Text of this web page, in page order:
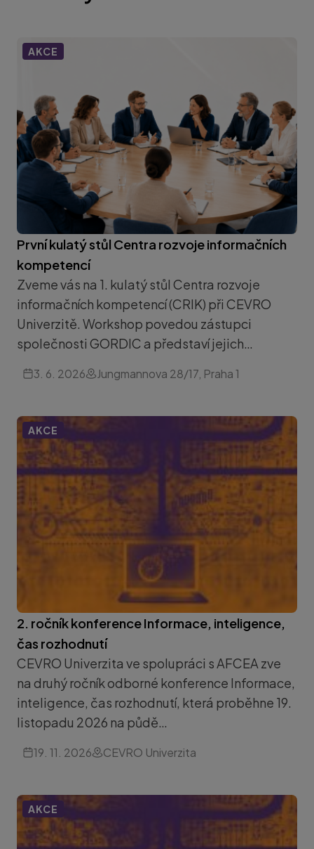
AKCE
První kulatý stůl Centra rozvoje informačních
kompetencí
Zveme vás na 1. kulatý stůl Centra rozvoje
informačních kompetencí (CRIK) při CEVRO
Univerzitě. Workshop povedou zástupci
společnosti GORDIC a představí jejich…
3. 6. 2026 Jungmannova 28/17, Praha 1
AKCE
2. ročník konference Informace, inteligence,
čas rozhodnutí
CEVRO Univerzita ve spolupráci s AFCEA zve
na druhý ročník odborné konference Informace,
inteligence, čas rozhodnutí, která proběhne 19.
listopadu 2026 na půdě…
19. 11. 2026 CEVRO Univerzita
AKCE